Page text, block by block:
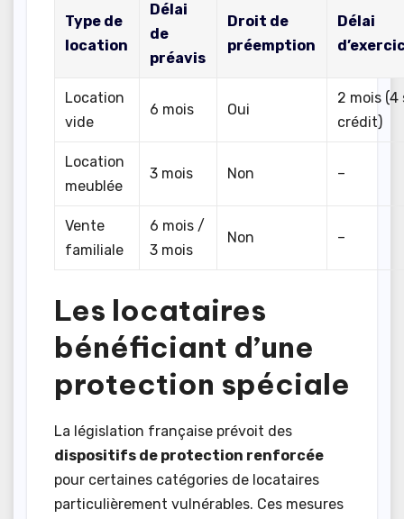
Type de
location
Délai
de
préavis
Droit de
préemption
Délai
Location
vide
6 mois Oui
2 mois (4
crédit)
Location
meublée
3 mois Non –
Vente
familiale
6 mois /
3 mois
Non –
Les locataires
bénéficiant d’une
protection spéciale
La législation française prévoit des
dispositifs de protection renforcée
pour certaines catégories de locataires
particulièrement vulnérables. Ces mesures